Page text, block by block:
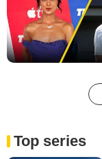
Top series